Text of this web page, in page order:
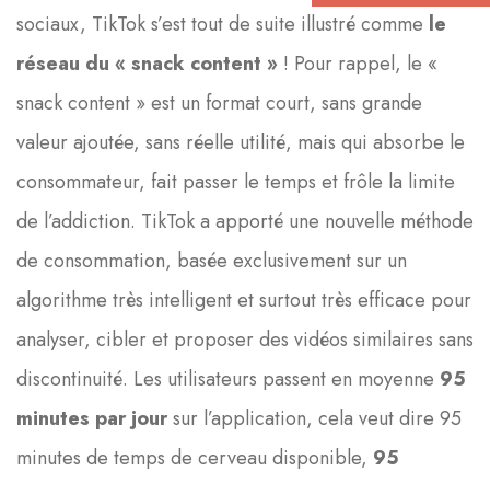
sociaux, TikTok s’est tout de suite illustré comme le
réseau du « snack content » ! Pour rappel, le «
snack content » est un format court, sans grande
valeur ajoutée, sans réelle utilité, mais qui absorbe le
consommateur, fait passer le temps et frôle la limite
de l’addiction. TikTok a apporté une nouvelle méthode
de consommation, basée exclusivement sur un
algorithme très intelligent et surtout très efficace pour
analyser, cibler et proposer des vidéos similaires sans
discontinuité. Les utilisateurs passent en moyenne 95
minutes par joursur l’application, cela veut dire 95
minutes de temps de cerveau disponible, 95